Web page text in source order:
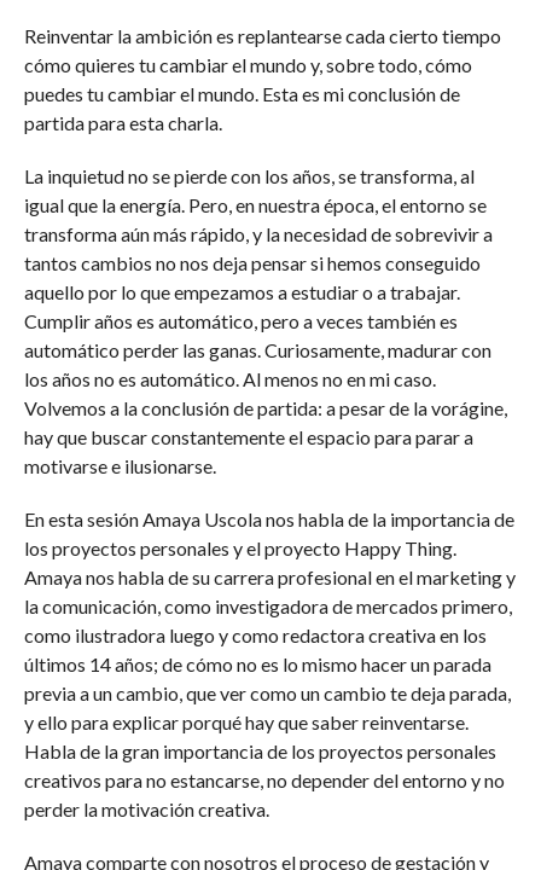
Reinventar la ambición es replantearse cada cierto tiempo
cómo quieres tu cambiar el mundo y, sobre todo, cómo
puedes tu cambiar el mundo. Esta es mi conclusión de
partida para esta charla.
La inquietud no se pierde con los años, se transforma, al
igual que la energía. Pero, en nuestra época, el entorno se
transforma aún más rápido, y la necesidad de sobrevivir a
tantos cambios no nos deja pensar si hemos conseguido
aquello por lo que empezamos a estudiar o a trabajar.
Cumplir años es automático, pero a veces también es
automático perder las ganas. Curiosamente, madurar con
los años no es automático. Al menos no en mi caso.
Volvemos a la conclusión de partida: a pesar de la vorágine,
hay que buscar constantemente el espacio para parar a
motivarse e ilusionarse.
En esta sesión Amaya Uscola nos habla de la importancia de
los proyectos personales y el proyecto Happy Thing.
Amaya nos habla de su carrera profesional en el marketing y
la comunicación, como investigadora de mercados primero,
como ilustradora luego y como redactora creativa en los
últimos 14 años; de cómo no es lo mismo hacer un parada
previa a un cambio, que ver como un cambio te deja parada,
y ello para explicar porqué hay que saber reinventarse.
Habla de la gran importancia de los proyectos personales
creativos para no estancarse, no depender del entorno y no
perder la motivación creativa.
Amaya comparte con nosotros el proceso de gestación y